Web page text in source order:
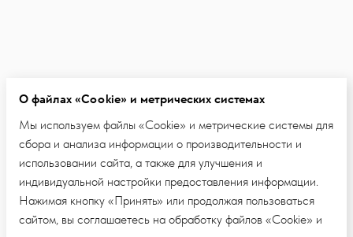
О файлах «Cookie» и метрических системах
Мы используем файлы «Cookie» и метрические системы для
сбора и анализа информации о производительности и
использовании сайта, а также для улучшения и
индивидуальной настройки предоставления информации.
Нажимая кнопку «Принять» или продолжая пользоваться
сайтом, вы соглашаетесь на обработку файлов «Cookie» и